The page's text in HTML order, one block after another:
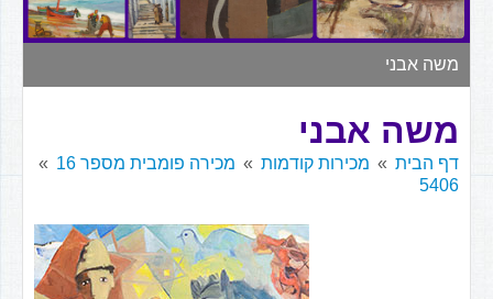
▼
משה אבני
משה אבני
דף הבית מכירות קודמות
מכירה פומבית מספר 16
5406